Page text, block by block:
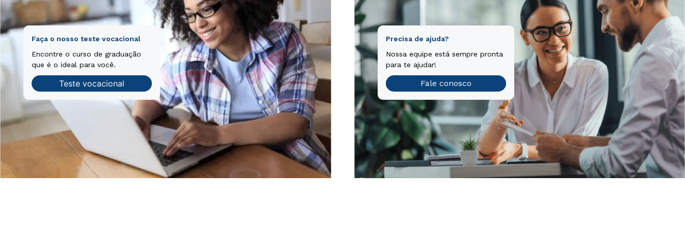
Faça o nosso teste vocacional
Encontre o curso de graduação
que é o ideal para você.
Teste vocacional
Precisa de ajuda?
Nossa equipe está sempre pronta
para te ajudar!
Fale conosco